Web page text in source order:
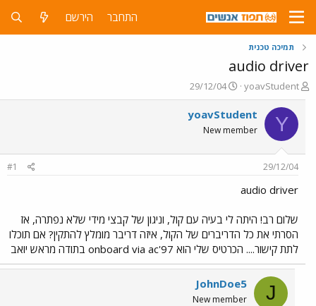
התחבר הירשם
תמיכה טכנית
audio driver
פ
ו
ת
ח
ה
ש
א
yoavStudent
פ
ו
ר
ם
29/12/04
Y
yoavStudent
New member
29/12/04
#1
audio driver
שלום רב! היתה לי בעיה עם קול, וניגון של קבצי מידי שלא נפתרה, אז
הסרתי את כל הדריברים של הקול, איזה דריבר מומלץ להתקין? אם תוכלו
לתת קישור.... הכרטיס שלי הוא onboard via ac'97 בתודה מראש יואב
J
JohnDoe5
New member